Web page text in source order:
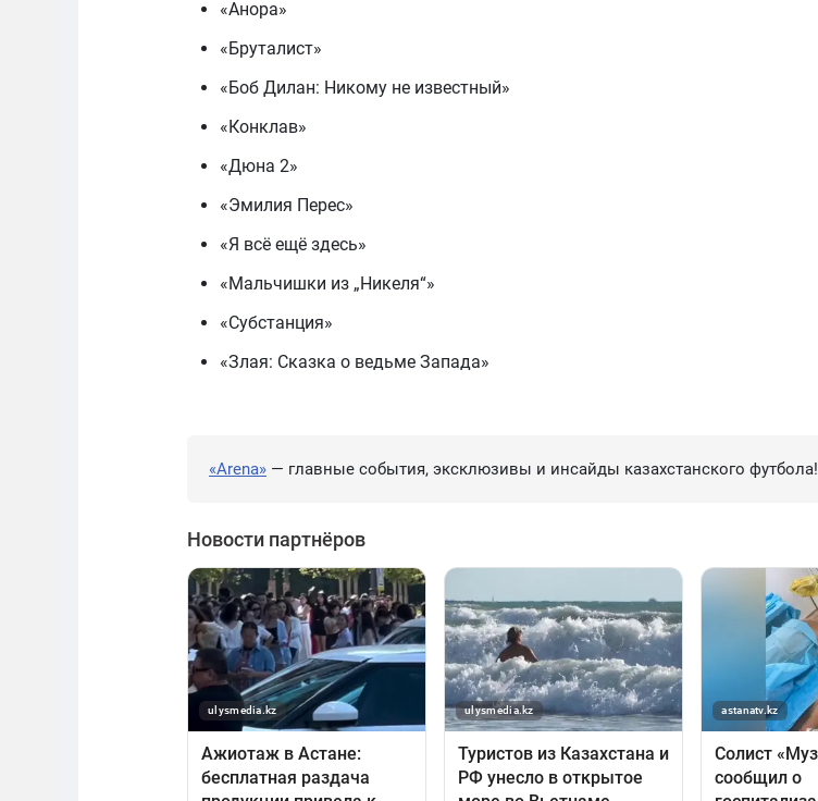
«Анора»
«Бруталист»
«Боб Дилан: Никому не известный»
«Конклав»
«Дюна 2»
«Эмилия Перес»
«Я всё ещё здесь»
«Мальчишки из „Никеля“»
«Субстанция»
«Злая: Сказка о ведьме Запада»
«Arena» — главные события, эксклюзивы и инсайды казахстанского футбола!